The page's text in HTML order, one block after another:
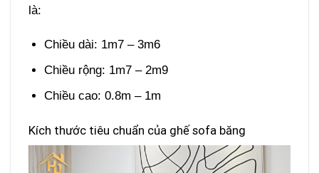
là:
Chiều dài: 1m7 – 3m6
Chiều rộng: 1m7 – 2m9
Chiều cao: 0.8m – 1m
Kích thước tiêu chuẩn của ghế sofa băng